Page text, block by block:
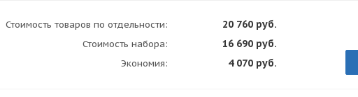
Стоимость товаров по отдельности: 20 760 руб.
Стоимость набора: 16 690 руб.
Экономия: 4 070 руб.